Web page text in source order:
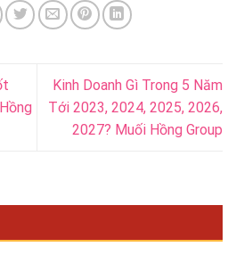
Kinh Doanh Gì Trong 5 Năm
Tới 2023, 2024, 2025, 2026,
2027? Muối Hồng Group